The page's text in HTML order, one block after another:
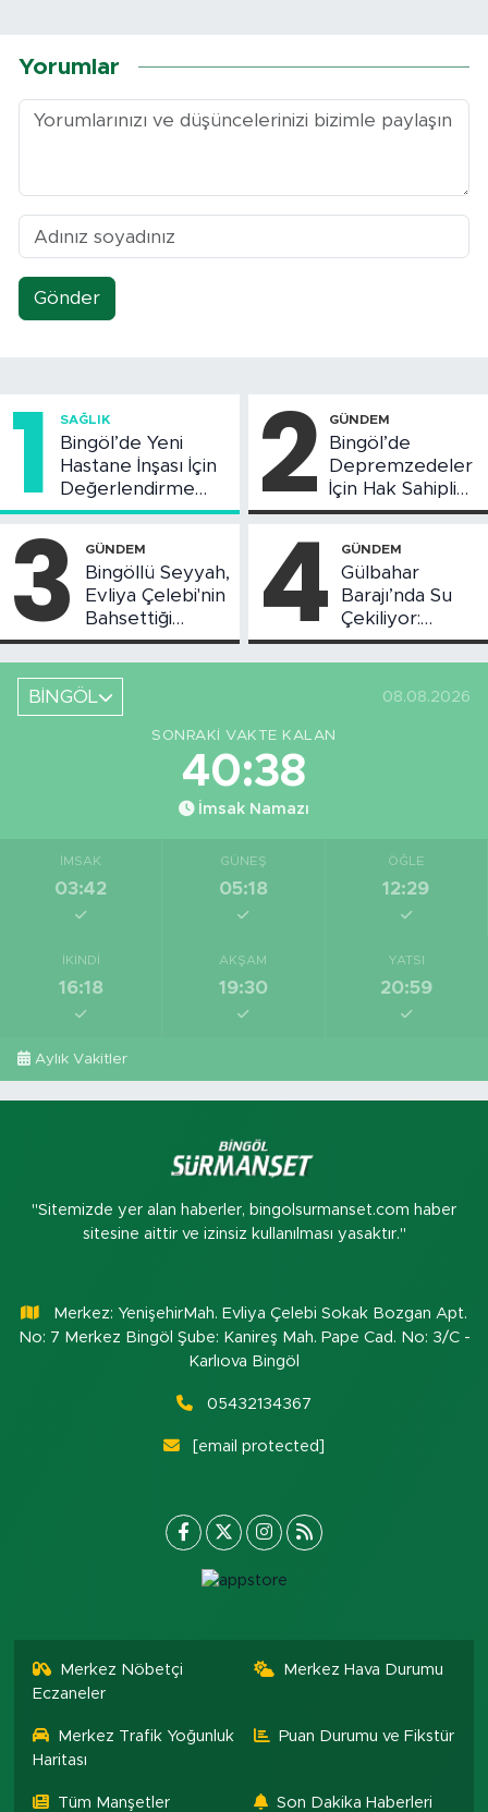
Yorumlar
Gönder
1 SAĞLIK
Bingöl’de Yeni
Hastane İnşası İçin
Değerlendirme
Toplantısı Yapıldı
2 GÜNDEM
Bingöl’de
Depremzedeler
İçin Hak Sahipliği
Askı Süreci
3 GÜNDEM
Bingöllü Seyyah,
Evliya Çelebi'nin
Bahsettiği
Bingöl'deki O
Yeri Görüntüledi
4 GÜNDEM
Gülbahar
Barajı’nda Su
Çekiliyor:
Piknikçi Sayısı
Azaldı
BİNGÖL
08.08.2026
SONRAKI VAKTE KALAN
40:38
İmsak Namazı
İMSAK
03:42
GÜNEŞ
05:18
ÖĞLE
12:29
İKINDI
16:18
AKŞAM
19:30
YATSI
20:59
Aylık Vakitler
"Sitemizde yer alan haberler, bingolsurmanset.com haber
sitesine aittir ve izinsiz kullanılması yasaktır."
Merkez: YenişehirMah. Evliya Çelebi Sokak Bozgan Apt.
No: 7 Merkez Bingöl Şube: Kanireş Mah. Pape Cad. No: 3/C -
Karlıova Bingöl
05432134367
[email protected]
Merkez Nöbetçi
Eczaneler
Merkez Hava Durumu
Merkez Trafik Yoğunluk
Haritası
Puan Durumu ve Fikstür
Tüm Manşetler Son Dakika Haberleri